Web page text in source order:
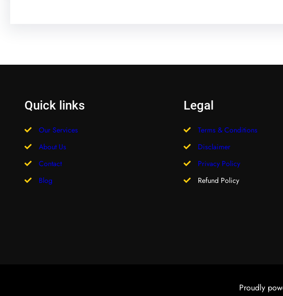
Quick links
Our Services
About Us
Contact
Blog
Legal
Terms & Conditions
Disclaimer
Privacy Policy
Refund Policy
Proudly